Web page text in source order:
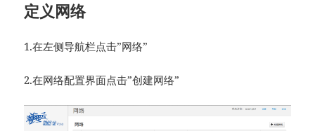
定义网络
1.在左侧导航栏点击”网络”
2.在网络配置界面点击”创建网络”